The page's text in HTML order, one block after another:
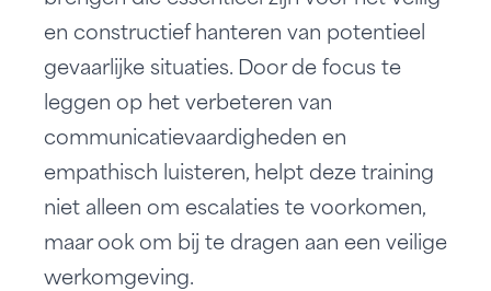
en constructief hanteren van potentieel
gevaarlijke situaties. Door de focus te
leggen op het verbeteren van
communicatievaardigheden en
empathisch luisteren, helpt deze training
niet alleen om escalaties te voorkomen,
maar ook om bij te dragen aan een veilige
werkomgeving.